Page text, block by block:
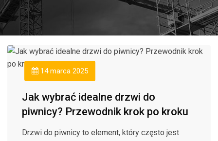
14 marca 2025
Jak wybrać idealne drzwi do
piwnicy? Przewodnik krok po kroku
Drzwi do piwnicy to element, który często jest